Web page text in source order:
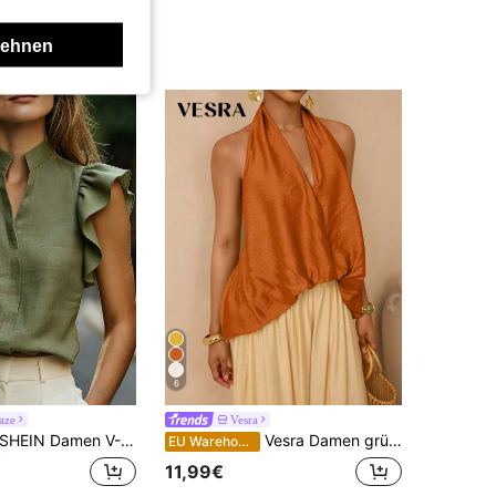
SHEIN Damen V-Ausschnitt Kurzarm Bluse, angenehmer Stoff, geeignet für Urlaub, Alltag, lässig, Strand, Date, Party, Stadturlaub im Sommer, vielseitig
6
Vesra
EU Warehouse Vesra Damen grünes Neckholder-Top, locker, ärmellos, Urlaubs-Tanktop/Top
11,99€